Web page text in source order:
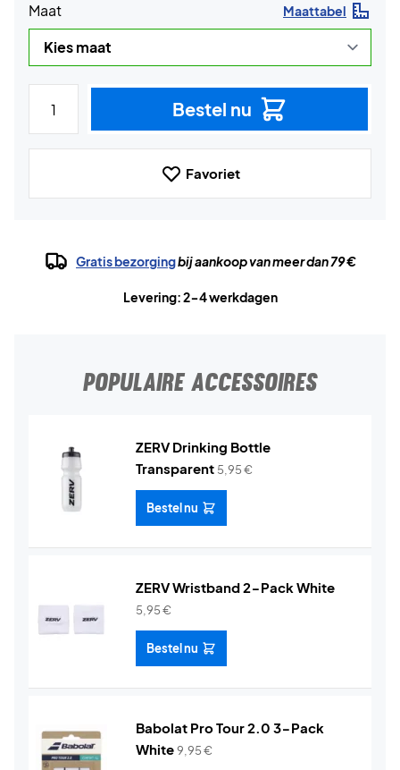
Maat Maattabel
Bestel nu
Favoriet
Gratis bezorgingbij aankoop van meer dan 79 €
Levering: 2-4 werkdagen
POPULAIRE ACCESSOIRES
ZERV Drinking Bottle
Transparent 5,95€
Bestel nu
ZERV Wristband 2-Pack White
5,95€
Bestel nu
Babolat Pro Tour 2.0 3-Pack
White9,95€